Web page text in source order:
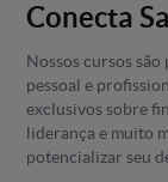
Conecta
Nossos cursos
pessoal e
exclusivos sobre
liderança e muito
potencializar seu